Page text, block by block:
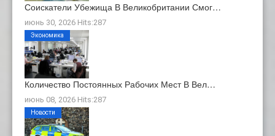
Соискатели Убежища В Великобритании Смог…
июнь 30, 2026 Hits:287
Количество Постоянных Рабочих Мест В Вел…
июнь 08, 2026 Hits:287
Экономика
Новости